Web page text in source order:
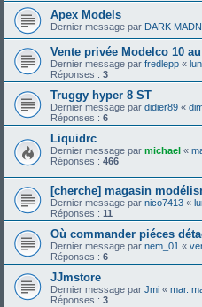
Apex Models
Dernier message par DARK
Vente privée Modelco 10
Dernier message par fredlepp «
Réponses : 3
Truggy hyper 8 ST
Dernier message par didier89 «
Réponses : 6
Liquidrc
Dernier message par michael «
Réponses : 466
[cherche] magasin
Dernier message par nico7413 «
Réponses : 11
Où commander piéces
Dernier message par nem_01 «
Réponses : 6
JJmstore
Dernier message par Jmi « mar.
Réponses : 3